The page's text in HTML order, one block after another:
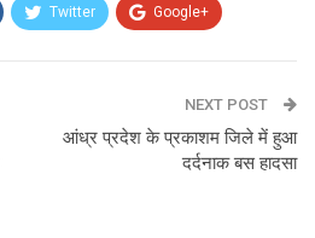
Twitter Google+
NEXT POST
आंध्र प्रदेश के प्रकाशम जिले में हुआ
दर्दनाक बस हादसा